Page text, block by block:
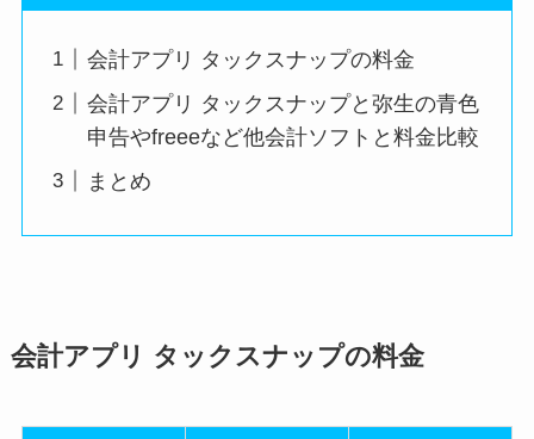
会計アプリ タックスナップの料金
会計アプリ タックスナップと弥生の青色
申告やfreeeなど他会計ソフトと料金比較
まとめ
会計アプリ タックスナップの料金